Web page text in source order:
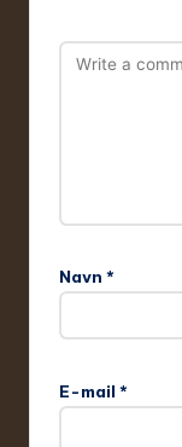
Navn *
E-mail *